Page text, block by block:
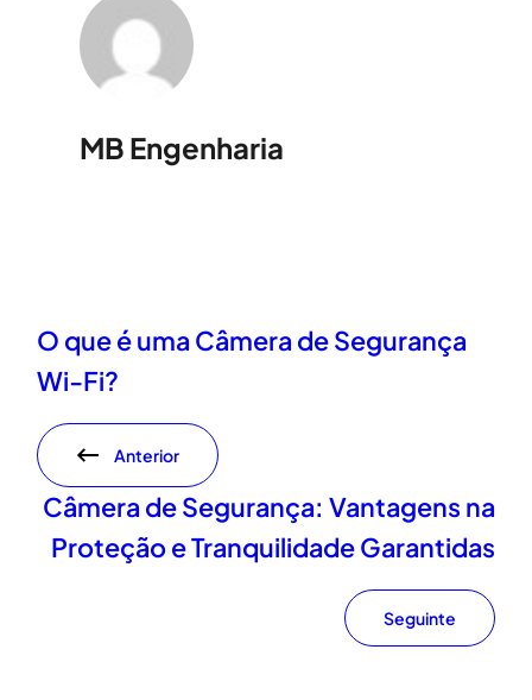
MB Engenharia
O que é uma Câmera de Segurança
Wi-Fi?
Anterior
Câmera de Segurança: Vantagens na
Proteção e Tranquilidade Garantidas
Seguinte